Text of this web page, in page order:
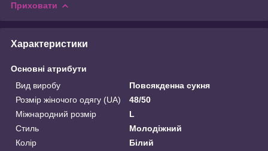
Приховати
Характеристики
Основні атрибути
Вид виробу
Повсякденна сукня
Розмір жіночого одягу (UA)
48/50
Міжнародний розмір
L
Стиль
Молодіжний
Колір
Білий